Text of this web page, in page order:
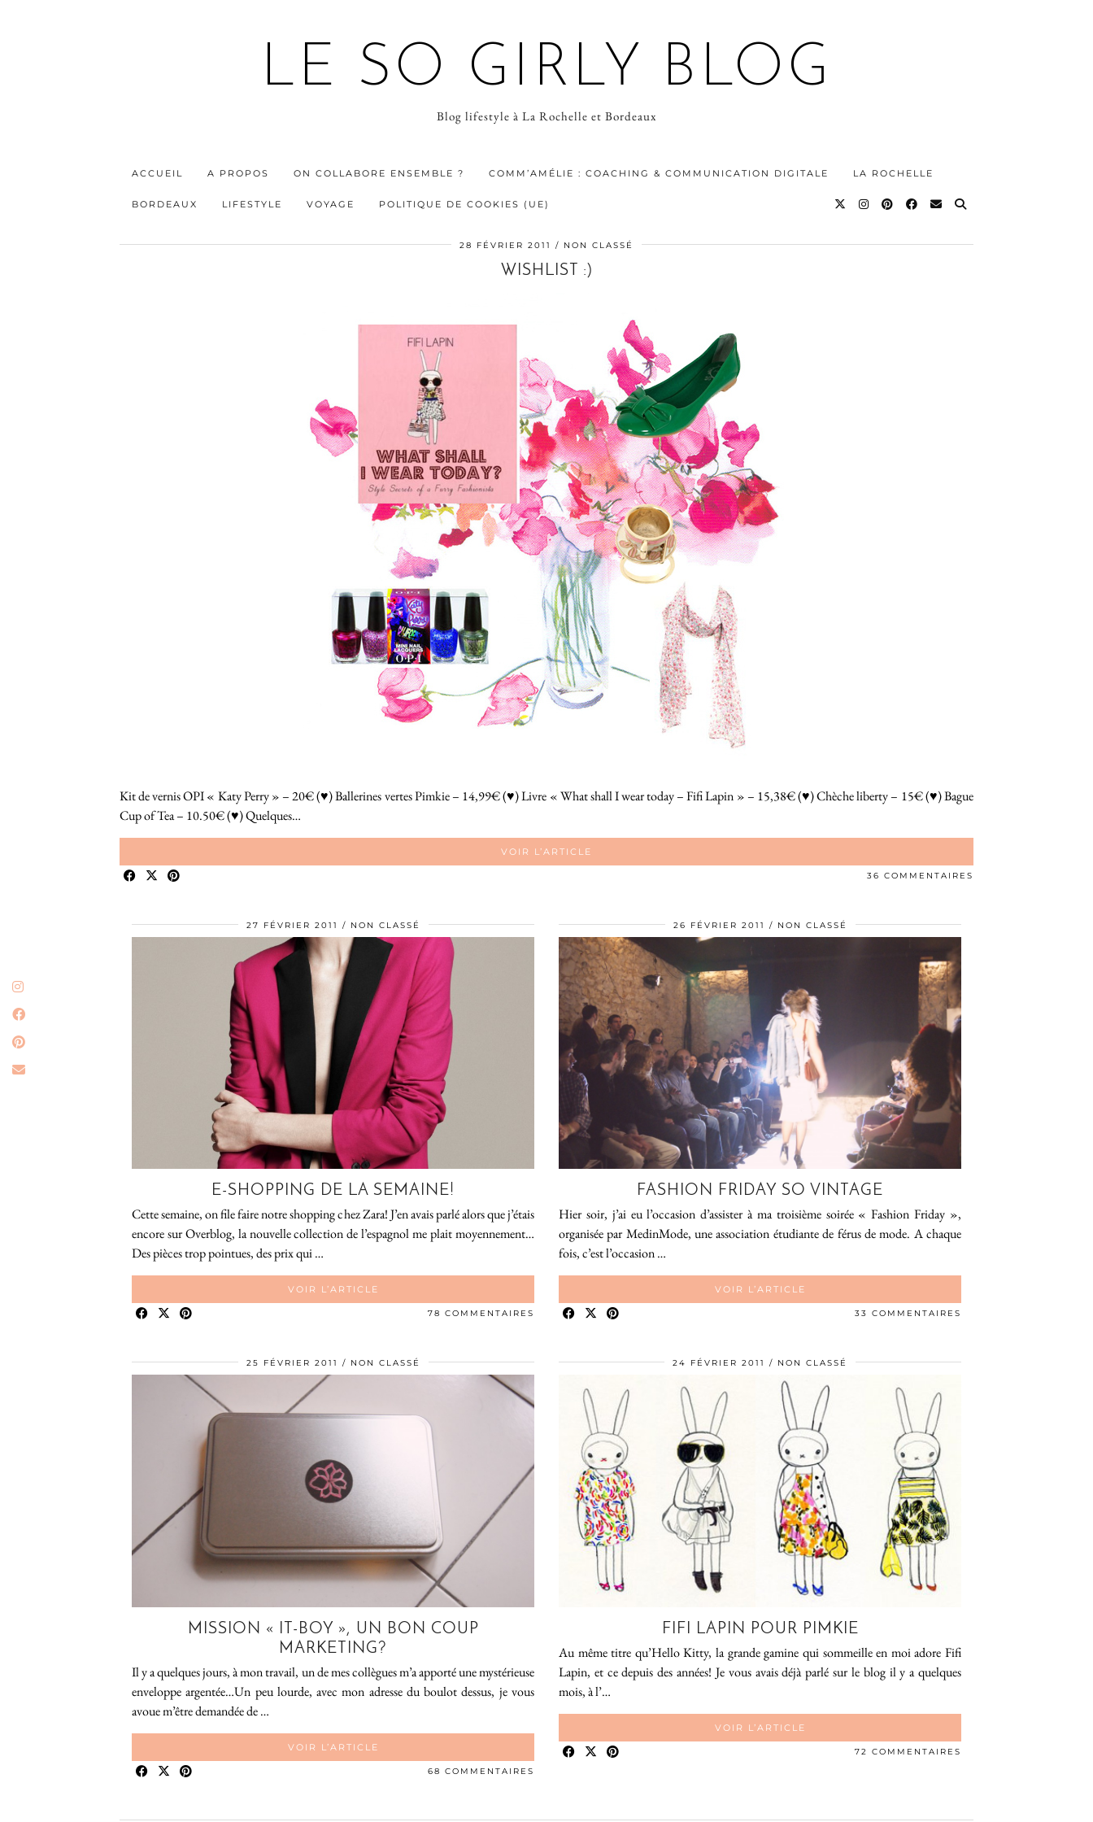
LE SO GIRLY BLOG
Blog lifestyle à La Rochelle et Bordeaux
ACCUEIL A PROPOS ON COLLABORE ENSEMBLE ? COMM’AMÉLIE : COACHING & COMMUNICATION DIGITALE LA ROCHELLE
BORDEAUX LIFESTYLE VOYAGE POLITIQUE DE COOKIES (UE)
28 FÉVRIER 2011 NON CLASSÉ
WISHLIST :)
Kit de vernis OPI « Katy Perry » – 20€ (♥) Ballerines vertes Pimkie – 14,99€ (♥) Livre « What shall I wear today – Fifi Lapin » – 15,38€ (♥) Chèche liberty – 15€ (♥) Bague
Cup of Tea – 10.50€ (♥) Quelques…
VOIR L’ARTICLE
36 COMMENTAIRES
27 FÉVRIER 2011 NON CLASSÉ
E-SHOPPING DE LA SEMAINE!
Cette semaine, on file faire notre shopping chez Zara! J’en avais parlé alors que j’étais
encore sur Overblog, la nouvelle collection de l’espagnol me plait moyennement…
Des pièces trop pointues, des prix qui …
VOIR L’ARTICLE
78 COMMENTAIRES
26 FÉVRIER 2011 NON CLASSÉ
FASHION FRIDAY SO VINTAGE
Hier soir, j’ai eu l’occasion d’assister à ma troisième soirée « Fashion Friday »,
organisée par MedinMode, une association étudiante de férus de mode. A chaque
fois, c’est l’occasion …
VOIR L’ARTICLE
33 COMMENTAIRES
25 FÉVRIER 2011 NON CLASSÉ
MISSION « IT-BOY », UN BON COUP
MARKETING?
Il y a quelques jours, à mon travail, un de mes collègues m’a apporté une mystérieuse
enveloppe argentée…Un peu lourde, avec mon adresse du boulot dessus, je vous
avoue m’être demandée de …
VOIR L’ARTICLE
68 COMMENTAIRES
24 FÉVRIER 2011 NON CLASSÉ
FIFI LAPIN POUR PIMKIE
Au même titre qu’Hello Kitty, la grande gamine qui sommeille en moi adore Fifi
Lapin, et ce depuis des années! Je vous avais déjà parlé sur le blog il y a quelques
mois, à l’…
VOIR L’ARTICLE
72 COMMENTAIRES